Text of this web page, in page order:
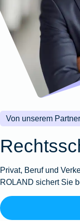
Zur
Zur
Zur
Zur
Zur
Zur
Zur
Zur
Betriebe
Vereine
Zur
Von unserem
Privat, Beruf und
ROLAND sichert Sie